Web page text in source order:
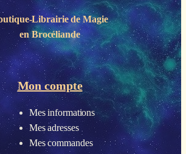
Librairie deMagie
en Brocéliande
Mon compte
Mes informations
Mes adresses
Mes commandes